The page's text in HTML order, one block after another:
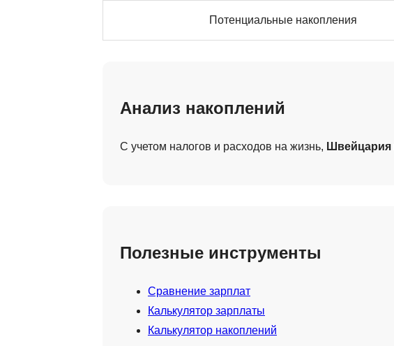
Потенциальные накопления
Анализ накоплений
С учетом налогов и расходов на жизнь, Швейцария
Полезные инструменты
Сравнение зарплат
Калькулятор зарплаты
Калькулятор накоплений